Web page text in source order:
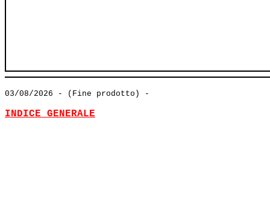
03/08/2026 - (Fine prodotto) -
INDICE GENERALE